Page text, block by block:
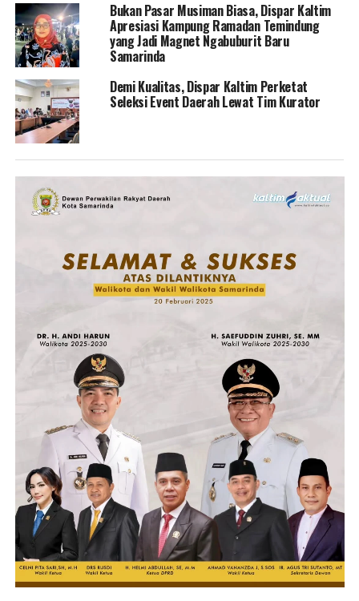
Bukan Pasar Musiman Biasa, Dispar Kaltim
Apresiasi Kampung Ramadan Temindung
yang Jadi Magnet Ngabuburit Baru
Samarinda
Demi Kualitas, Dispar Kaltim Perketat
Seleksi Event Daerah Lewat Tim Kurator